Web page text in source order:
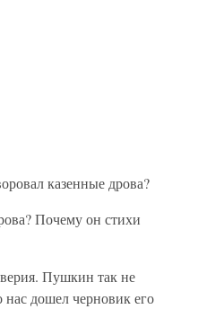
казенные дрова?
Почему он стихи
Пушкин так не
дошел черновик его